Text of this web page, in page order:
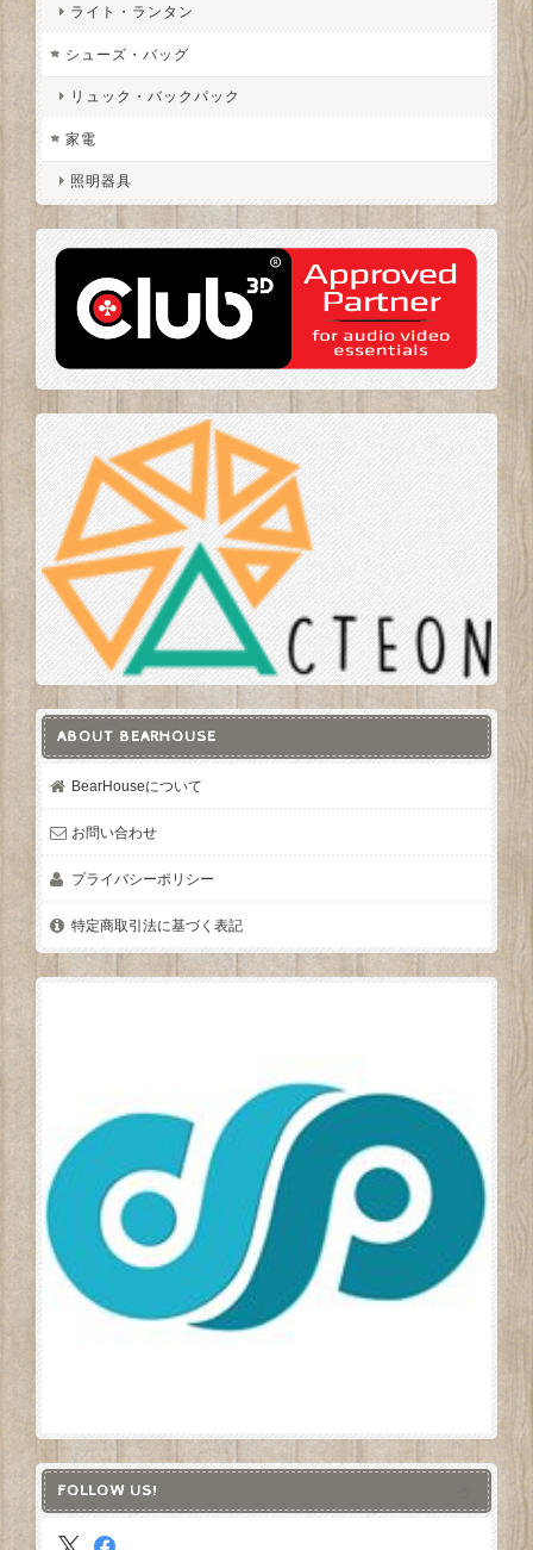
ライト・ランタン
シューズ・バッグ
リュック・バックパック
家電
照明器具
ABOUT BEARHOUSE
BearHouseについて
お問い合わせ
プライバシーポリシー
特定商取引法に基づく表記
FOLLOW US!